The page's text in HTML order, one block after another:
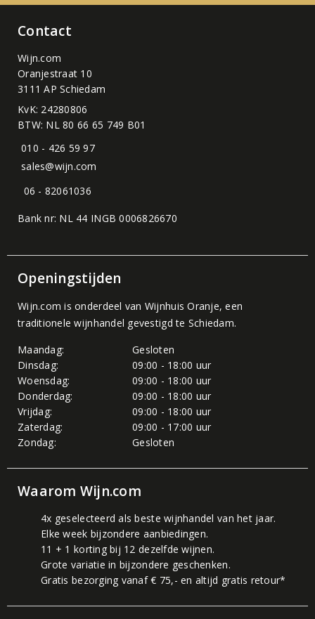
Contact
Wijn.com
Oranjestraat 10
3111 AP Schiedam
KvK: 24280806
BTW: NL 80 66 65 749 B01
010 - 426 59 97
sales@wijn.com
06 - 82061036
Bank nr: NL 44 INGB 0006826670
Openingstijden
Wijn.com is onderdeel van Wijnhuis Oranje, een
traditionele wijnhandel gevestigd te Schiedam.
Maandag:
Gesloten
Dinsdag:
09:00 - 18:00 uur
Woensdag:
09:00 - 18:00 uur
Donderdag:
09:00 - 18:00 uur
Vrijdag:
09:00 - 18:00 uur
Zaterdag:
09:00 - 17:00 uur
Zondag:
Gesloten
Waarom Wijn.com
4x geselecteerd als beste wijnhandel van het jaar.
Elke week bijzondere aanbiedingen.
11 + 1 korting bij 12 dezelfde wijnen.
Grote variatie in bijzondere geschenken.
Gratis bezorging vanaf € 75,- en altijd gratis retour*